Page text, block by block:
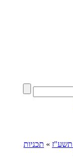
תשע"ז » תכניות